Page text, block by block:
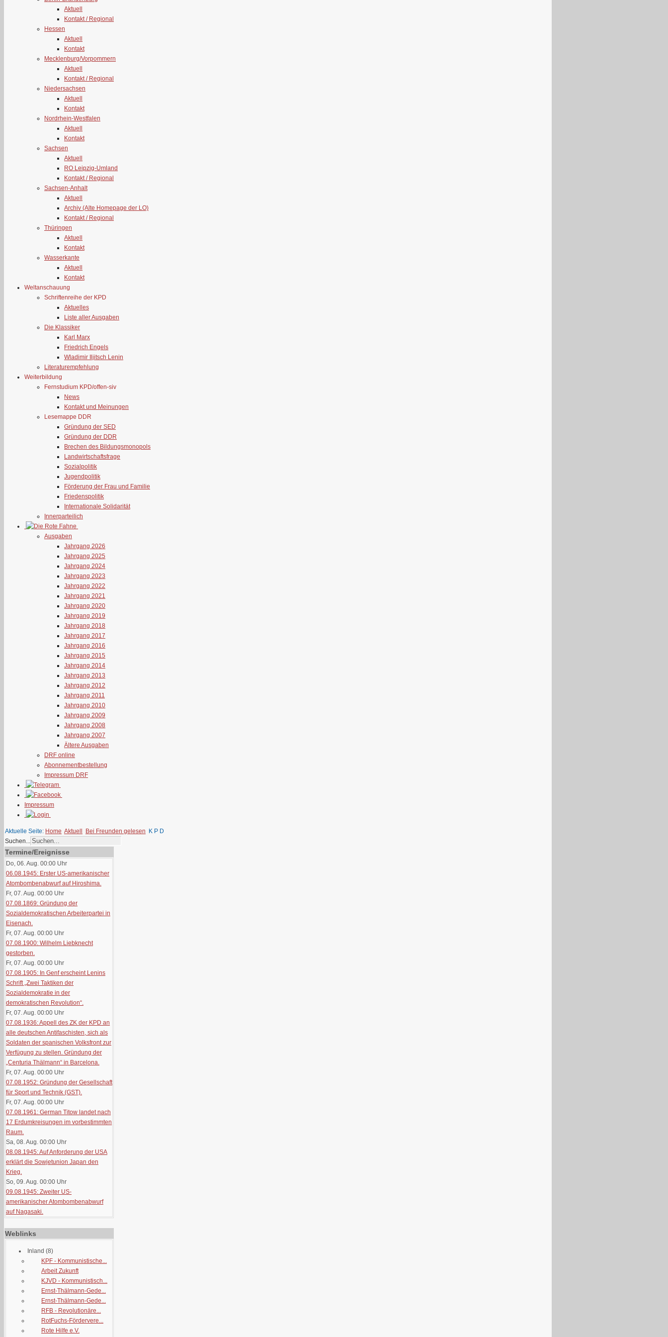
Aktuell
Kontakt / Regional
Hessen
Aktuell
Kontakt
Mecklenburg/Vorpommern
Aktuell
Kontakt / Regional
Niedersachsen
Aktuell
Kontakt
Nordrhein-Westfalen
Aktuell
Kontakt
Sachsen
Aktuell
RO Leipzig-Umland
Kontakt / Regional
Sachsen-Anhalt
Aktuell
Archiv (Alte Homepage der LO)
Kontakt / Regional
Thüringen
Aktuell
Kontakt
Wasserkante
Aktuell
Kontakt
Weltanschauung
Schriftenreihe der KPD
Aktuelles
Liste aller Ausgaben
Die Klassiker
Karl Marx
Friedrich Engels
Wladimir Iljitsch Lenin
Literaturempfehlung
Weiterbildung
Fernstudium KPD/offen-siv
News
Kontakt und Meinungen
Lesemappe DDR
Gründung der SED
Gründung der DDR
Brechen des Bildungsmonopols
Landwirtschaftsfrage
Sozialpolitik
Jugendpolitik
Förderung der Frau und Familie
Friedenspolitik
Internationale Solidarität
Innerparteilich
Ausgaben
Jahrgang 2026
Jahrgang 2025
Jahrgang 2024
Jahrgang 2023
Jahrgang 2022
Jahrgang 2021
Jahrgang 2020
Jahrgang 2019
Jahrgang 2018
Jahrgang 2017
Jahrgang 2016
Jahrgang 2015
Jahrgang 2014
Jahrgang 2013
Jahrgang 2012
Jahrgang 2011
Jahrgang 2010
Jahrgang 2009
Jahrgang 2008
Jahrgang 2007
Ältere Ausgaben
DRF online
Abonnementbestellung
Impressum DRF
Impressum
Aktuelle Seite: Home Aktuell Bei Freunden gelesen
K P D
Suchen...
Termine/Ereignisse
Do, 06. Aug. 00:00 Uhr
06.08.1945: Erster US-amerikanischer
Atombombenabwurf auf Hiroshima.
Fr, 07. Aug. 00:00 Uhr
07.08.1869: Gründung der
Sozialdemokratischen Arbeiterpartei in
Eisenach.
Fr, 07. Aug. 00:00 Uhr
07.08.1900: Wilhelm Liebknecht
gestorben.
Fr, 07. Aug. 00:00 Uhr
07.08.1905: In Genf erscheint Lenins
Schrift „Zwei Taktiken der
Sozialdemokratie in der
demokratischen Revolution“.
Fr, 07. Aug. 00:00 Uhr
07.08.1936: Appell des ZK der KPD an
alle deutschen Antifaschisten, sich als
Soldaten der spanischen Volksfront zur
Verfügung zu stellen. Gründung der
„Centuria Thälmann“ in Barcelona.
Fr, 07. Aug. 00:00 Uhr
07.08.1952: Gründung der Gesellschaft
für Sport und Technik (GST).
Fr, 07. Aug. 00:00 Uhr
07.08.1961: German Titow landet nach
17 Erdumkreisungen im vorbestimmten
Raum.
Sa, 08. Aug. 00:00 Uhr
08.08.1945: Auf Anforderung der USA
erklärt die Sowjetunion Japan den
Krieg.
So, 09. Aug. 00:00 Uhr
09.08.1945: Zweiter US-
amerikanischer Atombombenabwurf
auf Nagasaki.
Weblinks
Inland (8)
KPF - Kommunistische...
Arbeit Zukunft
KJVD - Kommunistisch...
Ernst-Thälmann-Gede...
Ernst-Thälmann-Gede...
RFB - Revolutionäre...
RotFuchs-Fördervere...
Rote Hilfe e.V.